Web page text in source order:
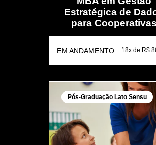
Estratégica de
para Cooperativas
EM ANDAMENTO 18x de R$
Pós-Graduação Lato Sensu